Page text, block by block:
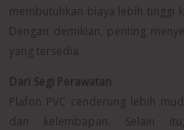
membutuhkan biaya lebih tinggi
Dengan demikian, penting
yang tersedia.
Dari Segi Perawatan
Plafon PVC cenderung lebih
dan kelembapan. Selain